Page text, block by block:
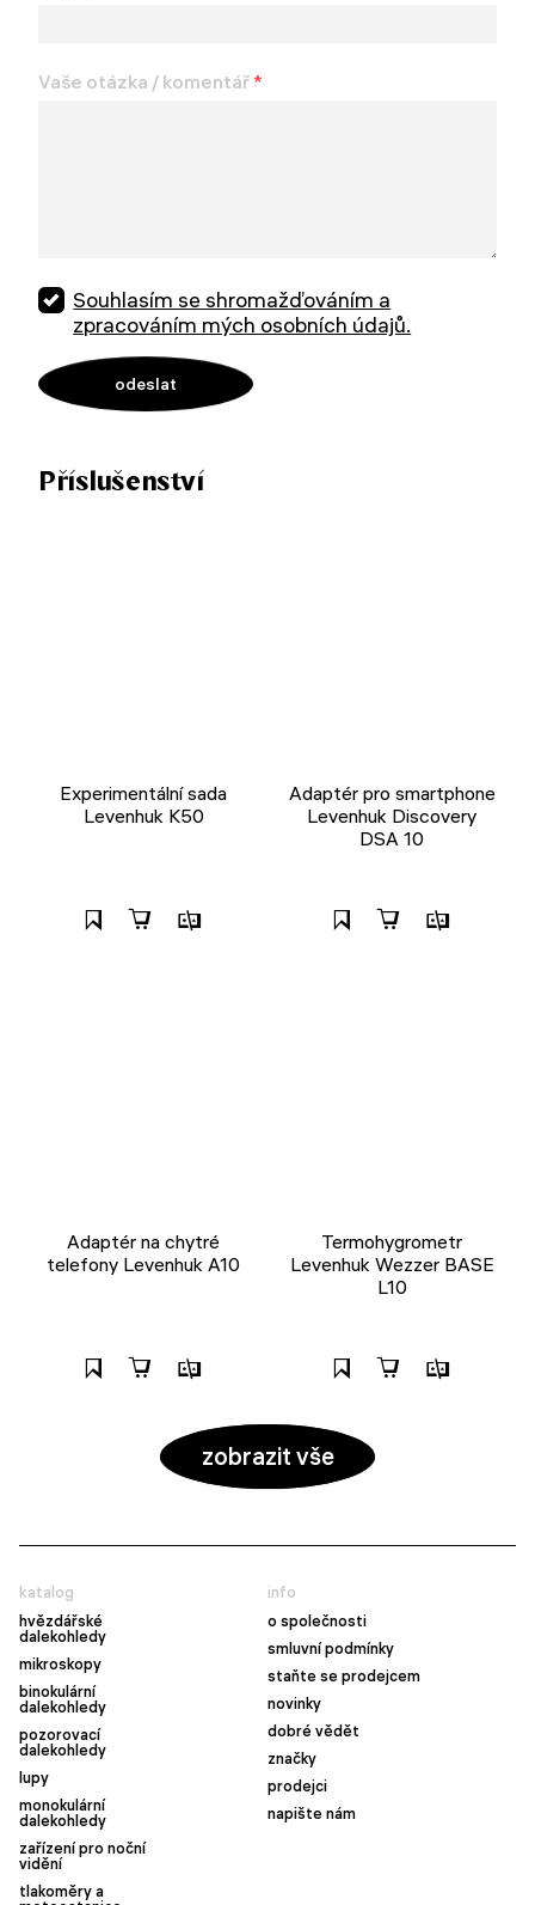
Vaše otázka / komentář*
Souhlasím se shromažďováním a
zpracováním mých osobních údajů.
Příslušenství
Experimentální sada
Levenhuk K50
Adaptér pro smartphone
Levenhuk Discovery
DSA 10
Adaptér na chytré
telefony Levenhuk A10
Termohygrometr
Levenhuk Wezzer BASE
L10
zobrazit vše
katalog
hvězdářské
dalekohledy
mikroskopy
binokulární
dalekohledy
pozorovací
dalekohledy
lupy
monokulární
dalekohledy
zařízení pro noční
vidění
tlakoměry a
info
o společnosti
smluvní podmínky
staňte se prodejcem
novinky
dobré vědět
značky
prodejci
napište nám